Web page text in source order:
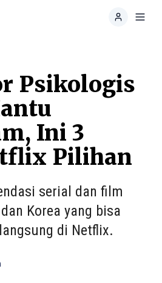
Psikologis
Ini 3
Pilihan
serial dan film
Korea yang bisa
di Netflix.